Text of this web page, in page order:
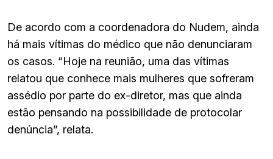
De acordo com a coordenadora do Nudem, ainda
há mais vítimas do médico que não denunciaram
os casos. “Hoje na reunião, uma das vítimas
relatou que conhece mais mulheres que sofreram
assédio por parte do ex-diretor, mas que ainda
estão pensando na possibilidade de protocolar
denúncia”, relata.